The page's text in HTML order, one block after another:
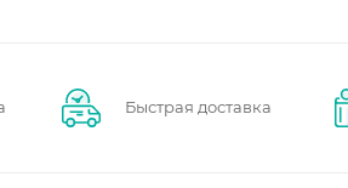
Быстрая доставка